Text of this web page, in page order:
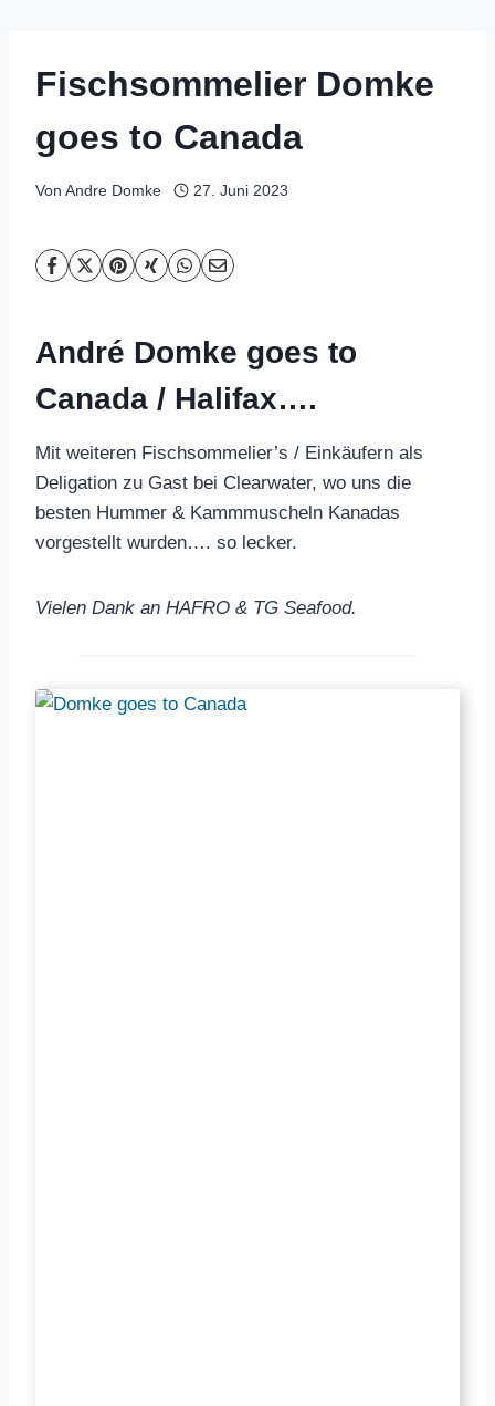
Fischsommelier Domke
goes to Canada
Von Andre Domke 27. Juni 2023
André Domke goes to
Canada / Halifax….
Mit weiteren Fischsommelier’s / Einkäufern als
Deligation zu Gast bei Clearwater, wo uns die
besten Hummer & Kammmuscheln Kanadas
vorgestellt wurden…. so lecker.
Vielen Dank an HAFRO & TG Seafood.